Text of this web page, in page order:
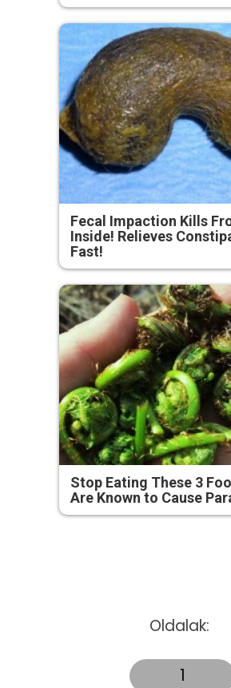
Fecal Impaction Kills
Inside! Relieves
Fast!
Stop Eating These 3
Are Known to Cause
Oldalak:
1